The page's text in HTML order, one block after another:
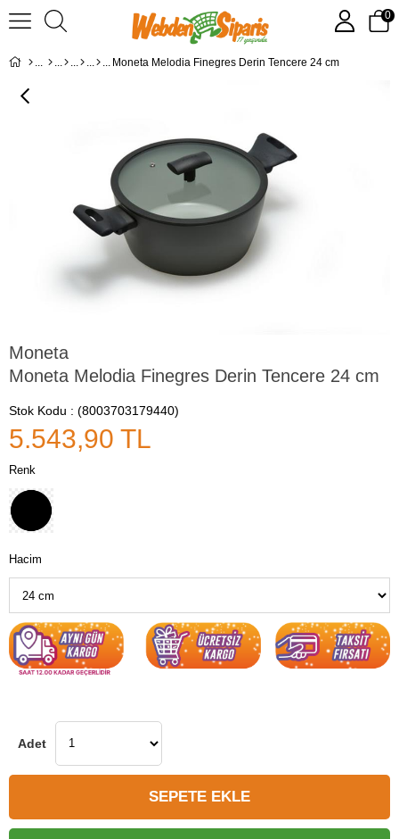
0
Moneta Melodia Finegres Derin Tencere 24 cm
Moneta
Moneta Melodia Finegres Derin Tencere 24 cm
Stok Kodu (8003703179440)
5.543,90 TL
Renk
Hacim